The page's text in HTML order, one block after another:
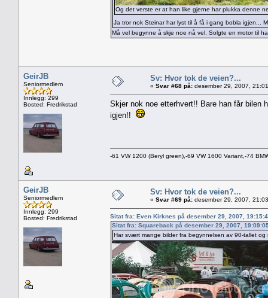
Og det verste er at han like gjerne har plukka denne
Ja tror nok Steinar har lyst til å få i gang bobla igjen...
Må vel begynne å skje noe nå vel. Solgte en motor til
GeirJB
Seniormedlem
Innlegg: 299
Bosted: Fredrikstad
Sv: Hvor tok de veien?...
« Svar #68 på: desember 29, 2007,
Skjer nok noe etterhvert!! Bare han får bilen
igjen!!
-61 VW 1200 (Beryl green),-69 VW 1600 Variant,-74
GeirJB
Seniormedlem
Innlegg: 299
Bosted: Fredrikstad
Sv: Hvor tok de veien?...
« Svar #69 på: desember 29, 2007,
Sitat fra: Even Kirknes på desember 29, 2007,
Sitat fra: Squareback på desember 29, 2007,
Har svært mange bilder fra begynnelsen av 90-tallet